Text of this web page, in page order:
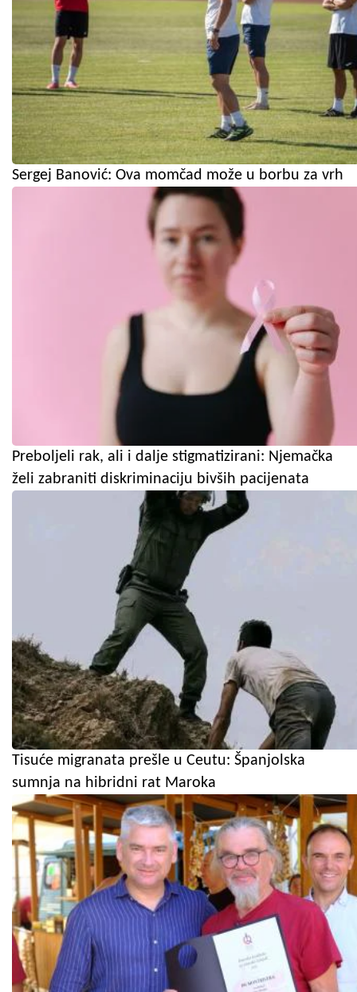
Sergej Banović: Ova momčad može u borbu za vrh
Preboljeli rak, ali i dalje stigmatizirani: Njemačka
želi zabraniti diskriminaciju bivših pacijenata
Tisuće migranata prešle u Ceutu: Španjolska
sumnja na hibridni rat Maroka